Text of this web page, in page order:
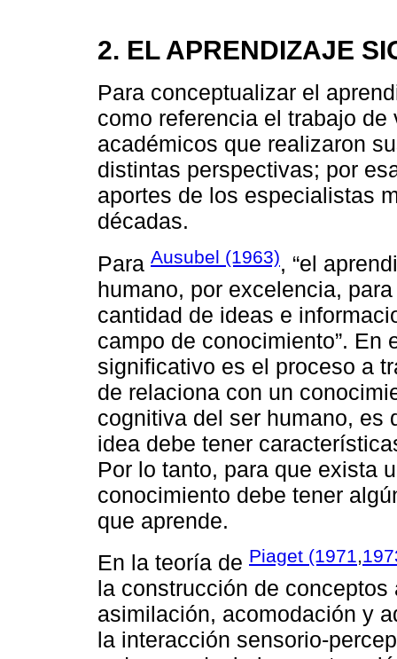
2. EL APRENDIZAJE
Para conceptualizar el
como referencia el trabajo
académicos que realizaron
distintas perspectivas; por
aportes de los especialistas
décadas.
Para Ausubel (1963), “el
humano, por excelencia,
cantidad de ideas e
campo de conocimiento”. En
significativo es el proceso a
de relaciona con un
cognitiva del ser humano, es
idea debe tener
Por lo tanto, para que exista
conocimiento debe tener
que aprende.
En la teoría de Piaget (1971,
la construcción de
asimilación, acomodación y
la interacción sensorio-